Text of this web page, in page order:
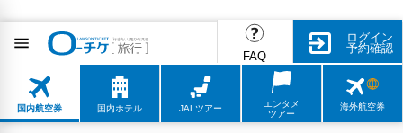
FAQ
ログイン
予約確認
国内航空券 国内ホテル JALツアー
エンタメ
ツアー
海外航空券